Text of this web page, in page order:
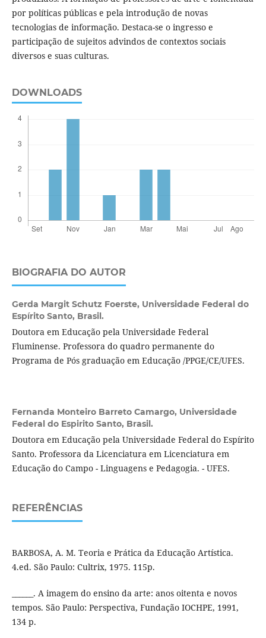
por políticas públicas e pela introdução de novas
tecnologias de informação. Destaca-se o ingresso e
participação de sujeitos advindos de contextos sociais
diversos e suas culturas.
DOWNLOADS
BIOGRAFIA DO AUTOR
Gerda Margit Schutz Foerste, Universidade Federal do
Espírito Santo, Brasil.
Doutora em Educação pela Universidade Federal
Fluminense. Professora do quadro permanente do
Programa de Pós graduação em Educação /PPGE/CE/UFES.
Fernanda Monteiro Barreto Camargo, Universidade
Federal do Espirito Santo, Brasil.
Doutora em Educação pela Universidade Federal do Espírito
Santo. Professora da Licenciatura em Licenciatura em
Educação do Campo - Linguagens e Pedagogia. - UFES.
REFERÊNCIAS
BARBOSA, A. M. Teoria e Prática da Educação Artística.
4.ed. São Paulo: Cultrix, 1975. 115p.
______. A imagem do ensino da arte: anos oitenta e novos
tempos. São Paulo: Perspectiva, Fundação IOCHPE, 1991,
134 p.